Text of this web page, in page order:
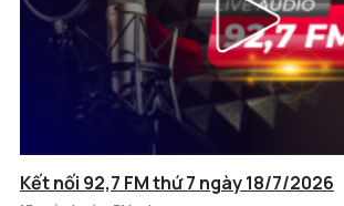
Kết nối 92,7 FM thứ 7 ngày 18/7/2026